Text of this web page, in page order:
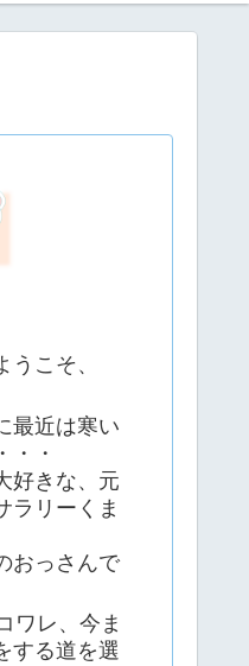
こそ、
最近は寒い
・・
好きな、元
ラリーくま
おっさんで
ワレ、今ま
する道を選